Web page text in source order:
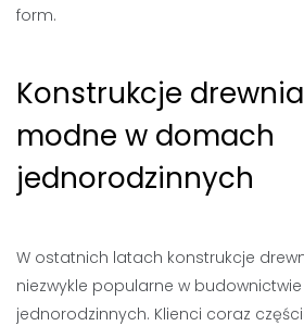
form.
Konstrukcje
modne w domach
jednorodzinnych
W ostatnich latach konstrukcje
niezwykle popularne w
jednorodzinnych. Klienci coraz